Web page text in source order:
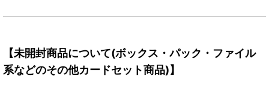
【未開封商品について(ボックス・パック・ファイル
系などのその他カードセット商品)】